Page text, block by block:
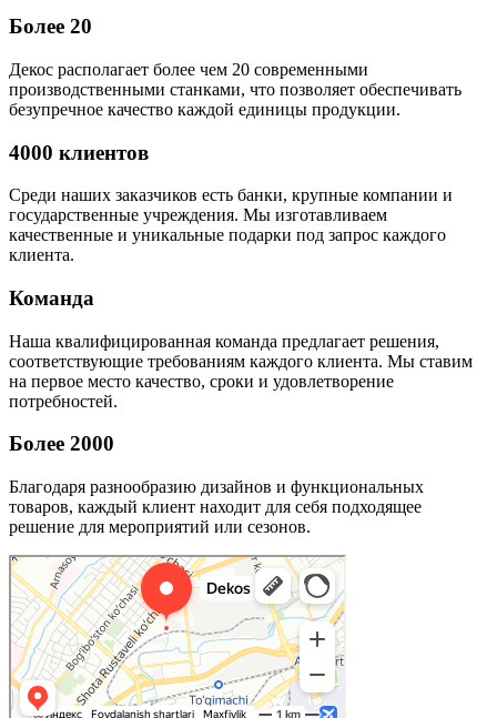
Более 20
Декос располагает более чем 20 современными
производственными станками, что позволяет обеспечивать
безупречное качество каждой единицы продукции.
4000 клиентов
Среди наших заказчиков есть банки, крупные компании и
государственные учреждения. Мы изготавливаем
качественные и уникальные подарки под запрос каждого
клиента.
Команда
Наша квалифицированная команда предлагает решения,
соответствующие требованиям каждого клиента. Мы ставим
на первое место качество, сроки и удовлетворение
потребностей.
Более 2000
Благодаря разнообразию дизайнов и функциональных
товаров, каждый клиент находит для себя подходящее
решение для мероприятий или сезонов.